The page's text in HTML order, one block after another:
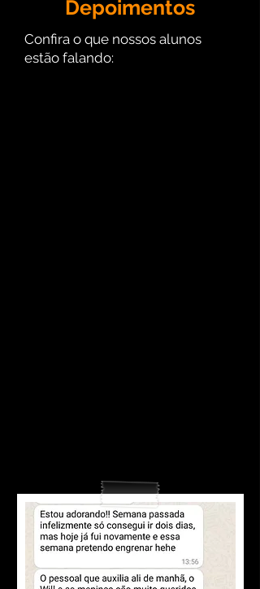
Depoimentos
Confira o que nossos alunos
estão falando: